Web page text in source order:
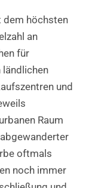
dem höchsten
an
für
und
Raum
oftmals
noch immer